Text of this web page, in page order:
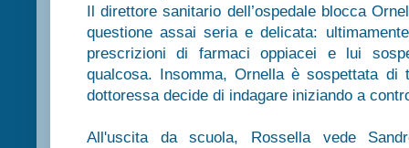
Il direttore sanitario dell’ospedale blocca
questione assai seria e delicata:
prescrizioni di farmaci oppiacei e lui
qualcosa. Insomma, Ornella è sospettata
dottoressa decide di indagare iniziando a
All'uscita da scuola, Rossella vede